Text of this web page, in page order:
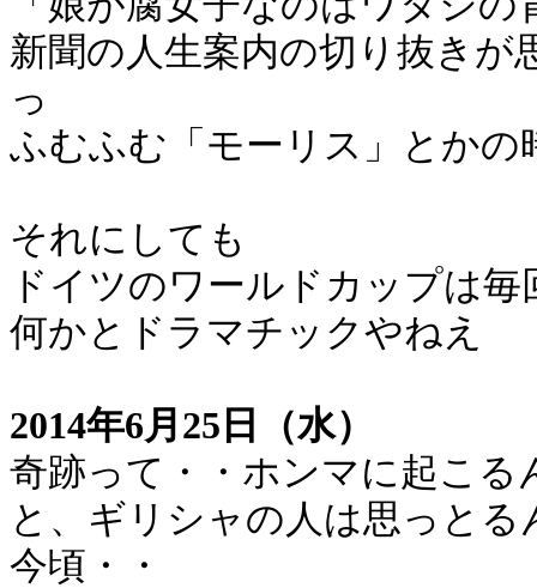
新聞の人生案内の切り抜き
っ
ふむふむ「モーリス」とかの
それにしても
ドイツのワールドカップは毎
何かとドラマチックやねえ
2014年6月25日（水）
奇跡って・・ホンマに起こる
と、ギリシャの人は思っとる
今頃・・